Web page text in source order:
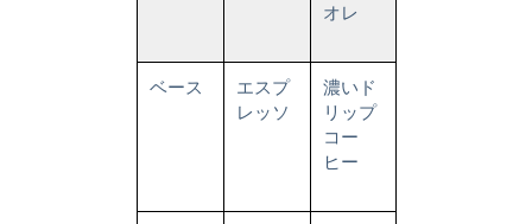
オレ
ベース
エスプ
レッソ
濃いド
リップ
コー
ヒー